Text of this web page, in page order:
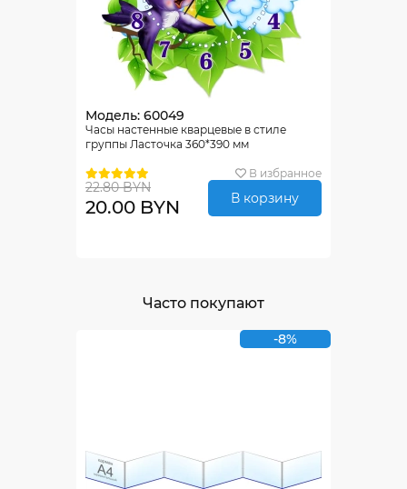
Модель: 60049
Часы настенные кварцевые в стиле
группы Ласточка 360*390 мм
В избранное
22.80 BYN
20.00 BYN В корзину
Часто покупают
-8%